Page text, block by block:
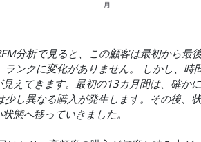
分析で見ると、この顧客は最初から最
ンクに変化がありません。 しかし、時
えてきます。最初の13カ月間は、確か
し異なる購入が発生します。その後、
態へ移っていきました。